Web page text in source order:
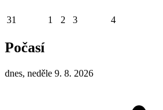
31
1 2 3 4
Počasí
dnes, neděle 9. 8. 2026